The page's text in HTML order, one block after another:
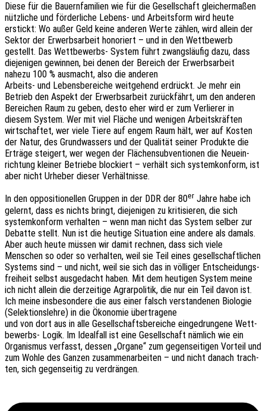
Diese für die Bauern­fa­mi­li­en wie für die Gesell­schaft glei­cher­ma­ßen
nütz­li­che und förder­li­che Lebens- und Arbeits­form wird heute
erstickt: Wo außer Geld keine ande­ren Werte zählen, wird allein der
Sektor der Erwerbs­ar­beit hono­riert – und in den Wett­be­werb
gestellt. Das Wett­be­werbs- System führt zwangs­läu­fig dazu, dass
dieje­ni­gen gewin­nen, bei denen der Bereich der Erwerbs­ar­beit
nahezu 100 % ausmacht, also die anderen
Arbeits- und Lebens­be­rei­che weit­ge­hend erdrückt. Je mehr ein
Betrieb den Aspekt der Erwerbs­ar­beit zurück­fährt, um den ande­ren
Berei­chen Raum zu geben, desto eher wird er zum Verlie­rer in
diesem System. Wer mit viel Fläche und weni­gen Arbeits­kräf­ten
wirt­schaf­tet, wer viele Tiere auf engem Raum hält, wer auf Kosten
der Natur, des Grund­was­sers und der Quali­tät seiner Produk­te die
Erträ­ge stei­gert, wer wegen der Flächen­sub­ven­tio­nen die Neuein­
rich­tung klei­ner Betrie­be blockiert – verhält sich system­kon­form, ist
aber nicht Urhe­ber dieser Verhältnisse.
In den oppo­si­tio­nel­len Grup­pen in der DDR der 80er Jahre habe ich
gelernt, dass es nichts bringt, dieje­ni­gen zu kriti­sie­ren, die sich
system­kon­form verhal­ten – wenn man nicht das System selber zur
Debat­te stellt. Nun ist die heuti­ge Situa­ti­on eine andere als damals.
Aber auch heute müssen wir damit rech­nen, dass sich viele
Menschen so oder so verhal­ten, weil sie Teil eines gesell­schaft­li­chen
Systems sind – und nicht, weil sie sich das in völli­ger Entschei­dungs­
frei­heit selbst ausge­dacht haben. Mit dem heuti­gen System meine
ich nicht allein die derzei­ti­ge Agrar­po­li­tik, die nur ein Teil davon ist.
Ich meine insbe­son­de­re die aus einer falsch verstan­de­nen Biolo­gie
(Selek­ti­ons­leh­re) in die Ökono­mie übertragene
und von dort aus in alle Gesell­schafts­be­rei­che einge­drun­ge­ne Wett­
be­werbs- Logik. Im Ideal­fall ist eine Gesell­schaft nämlich wie ein
Orga­nis­mus verfasst, dessen „Organe“ zum gegen­sei­ti­gen Vorteil und
zum Wohle des Ganzen zusam­men­ar­bei­ten – und nicht danach trach­
ten, sich gegen­sei­tig zu verdrängen.